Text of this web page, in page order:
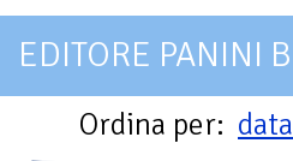
EDITORE PANINI
Ordina per: